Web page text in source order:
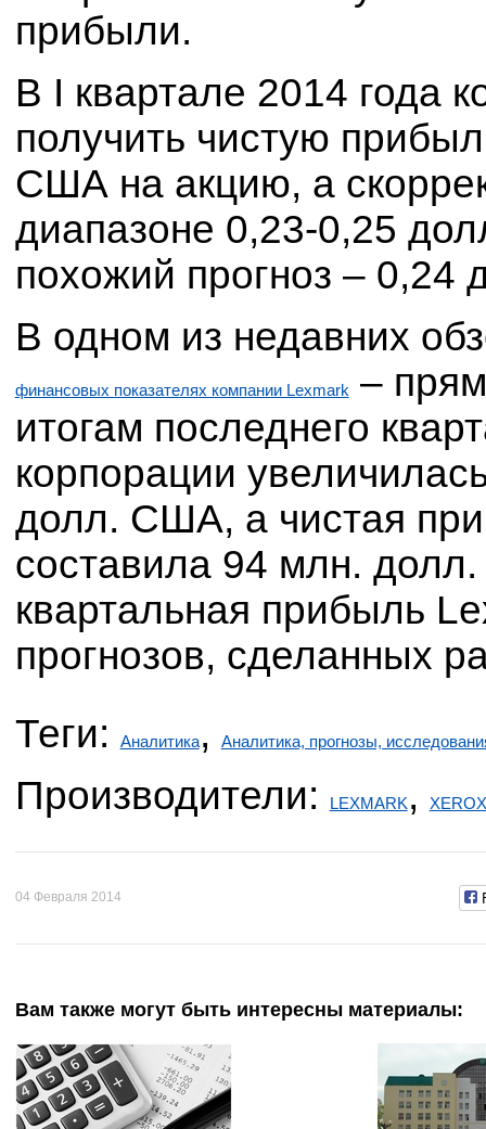
прибыли.
В I квартале 2014 года
получить чистую
США на акцию, а
диапазоне 0,23-0,25
похожий прогноз –
В одном из недавних
финансовых показателях компании Lexmark
–
итогам последнего
корпорации
долл. США, а чистая
составила 94 млн.
квартальная прибыль
прогнозов, сделанных
Теги:
Аналитика, Аналитика, прогнозы,
Производители: LEXMARK , XEROX
04 Февраля 2014
Вам также могут быть интересны материалы: